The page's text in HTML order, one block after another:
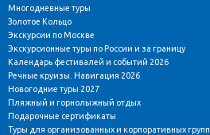
Многодневные туры
Золотое Кольцо
Экскурсии по Москве
Экскурсионные туры по России и за границу
Календарь фестивалей и событий 2026
Речные круизы. Навигация 2026
Новогодние туры 2027
Пляжный и горнолыжный отдых
Подарочные сертификаты
Туры для организованных и корпоративных групп